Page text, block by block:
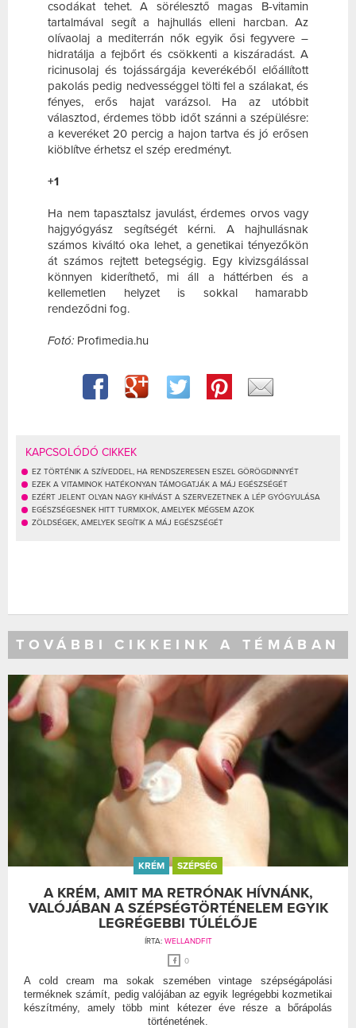
csodákat tehet. A sörélesztő magas B-vitamin
tartalmával segít a hajhullás elleni harcban. Az
olívaolaj a mediterrán nők egyik ősi fegyvere –
hidratálja a fejbőrt és csökkenti a kiszáradást. A
ricinusolaj és tojássárgája keverékéből előállított
pakolás pedig nedvességgel tölti fel a szálakat, és
fényes, erős hajat varázsol. Ha az utóbbit
választod, érdemes több időt szánni a szépülésre:
a keveréket 20 percig a hajon tartva és jó erősen
kiöblítve érhetsz el szép eredményt.
+1
Ha nem tapasztalsz javulást, érdemes orvos vagy
hajgyógyász segítségét kérni. A hajhullásnak
számos kiváltó oka lehet, a genetikai tényezőkön
át számos rejtett betegségig. Egy kivizsgálással
könnyen kideríthető, mi áll a háttérben és a
kellemetlen helyzet is sokkal hamarabb
rendeződni fog.
Fotó: Profimedia.hu
KAPCSOLÓDÓ CIKKEK
EZ TÖRTÉNIK A SZÍVEDDEL, HA RENDSZERESEN ESZEL GÖRÖGDINNYÉT
EZEK A VITAMINOK HATÉKONYAN TÁMOGATJÁK A MÁJ EGÉSZSÉGÉT
EZÉRT JELENT OLYAN NAGY KIHÍVÁST A SZERVEZETNEK A LÉP GYÓGYULÁSA
EGÉSZSÉGESNEK HITT TURMIXOK, AMELYEK MÉGSEM AZOK
ZÖLDSÉGEK, AMELYEK SEGÍTIK A MÁJ EGÉSZSÉGÉT
TOVÁBBI CIKKEINK A TÉMÁBAN
KRÉM SZÉPSÉG
A KRÉM, AMIT MA RETRÓNAK HÍVNÁNK,
VALÓJÁBAN A SZÉPSÉGTÖRTÉNELEM EGYIK
LEGRÉGEBBI TÚLÉLŐJE
ÍRTA: WELLANDFIT
0
A cold cream ma sokak szemében vintage szépségápolási
terméknek számít, pedig valójában az egyik legrégebbi kozmetikai
készítmény, amely több mint kétezer éve része a bőrápolás
történetének.